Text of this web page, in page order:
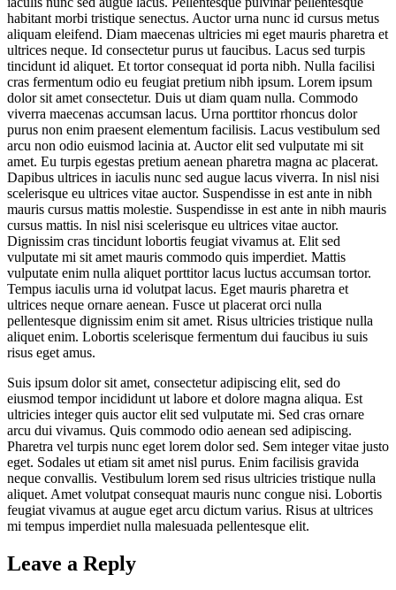
habitant morbi tristique senectus. Auctor urna nunc id cursus metus
aliquam eleifend. Diam maecenas ultricies mi eget mauris pharetra et
ultrices neque. Id consectetur purus ut faucibus. Lacus sed turpis
tincidunt id aliquet. Et tortor consequat id porta nibh. Nulla facilisi
cras fermentum odio eu feugiat pretium nibh ipsum. Lorem ipsum
dolor sit amet consectetur. Duis ut diam quam nulla. Commodo
viverra maecenas accumsan lacus. Urna porttitor rhoncus dolor
purus non enim praesent elementum facilisis. Lacus vestibulum sed
arcu non odio euismod lacinia at. Auctor elit sed vulputate mi sit
amet. Eu turpis egestas pretium aenean pharetra magna ac placerat.
Dapibus ultrices in iaculis nunc sed augue lacus viverra. In nisl nisi
scelerisque eu ultrices vitae auctor. Suspendisse in est ante in nibh
mauris cursus mattis molestie. Suspendisse in est ante in nibh mauris
cursus mattis. In nisl nisi scelerisque eu ultrices vitae auctor.
Dignissim cras tincidunt lobortis feugiat vivamus at. Elit sed
vulputate mi sit amet mauris commodo quis imperdiet. Mattis
vulputate enim nulla aliquet porttitor lacus luctus accumsan tortor.
Tempus iaculis urna id volutpat lacus. Eget mauris pharetra et
ultrices neque ornare aenean. Fusce ut placerat orci nulla
pellentesque dignissim enim sit amet. Risus ultricies tristique nulla
aliquet enim. Lobortis scelerisque fermentum dui faucibus iu suis
risus eget amus.
Suis ipsum dolor sit amet, consectetur adipiscing elit, sed do
eiusmod tempor incididunt ut labore et dolore magna aliqua. Est
ultricies integer quis auctor elit sed vulputate mi. Sed cras ornare
arcu dui vivamus. Quis commodo odio aenean sed adipiscing.
Pharetra vel turpis nunc eget lorem dolor sed. Sem integer vitae justo
eget. Sodales ut etiam sit amet nisl purus. Enim facilisis gravida
neque convallis. Vestibulum lorem sed risus ultricies tristique nulla
aliquet. Amet volutpat consequat mauris nunc congue nisi. Lobortis
feugiat vivamus at augue eget arcu dictum varius. Risus at ultrices
mi tempus imperdiet nulla malesuada pellentesque elit.
Leave a Reply